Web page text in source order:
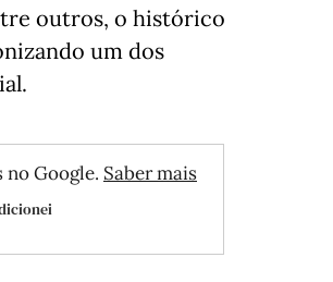
outros, o histórico
um dos
Google. Saber mais